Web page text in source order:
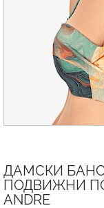
ДАМСКИ
ПОДВИЖНИ
ANDRE